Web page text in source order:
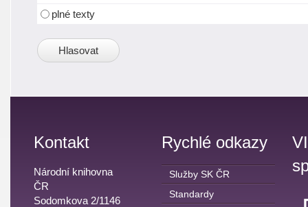
plné texty
Kontakt
Národní knihovna
ČR
Sodomkova 2/1146
Rychlé odkazy
Služby SK ČR
Standardy